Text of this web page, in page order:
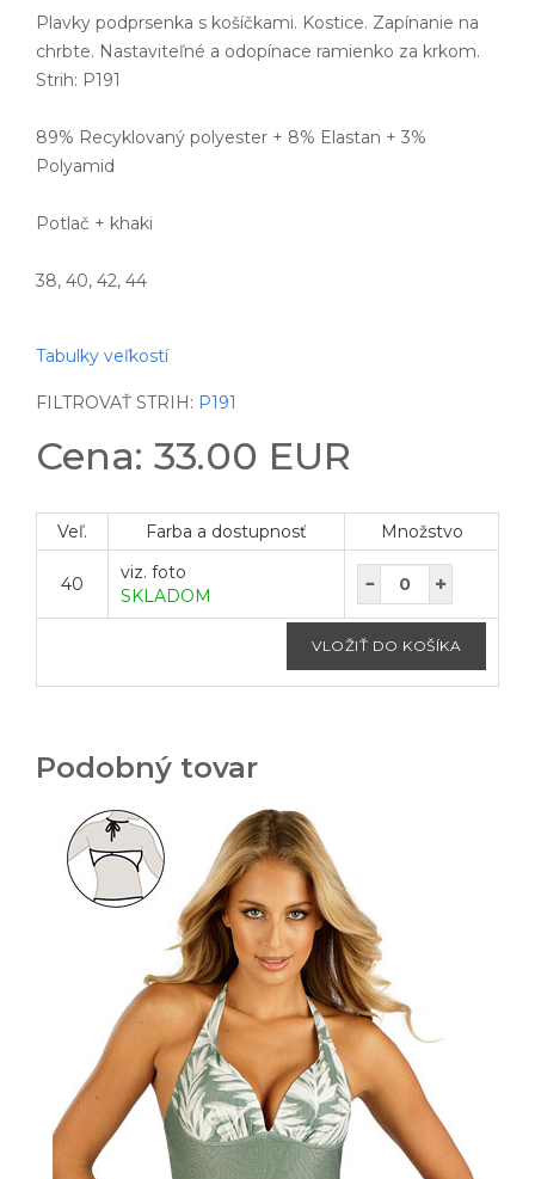
Plavky podprsenka s košíčkami. Kostice. Zapínanie na
chrbte. Nastaviteľné a odopínace ramienko za krkom.
Strih: P191
89% Recyklovaný polyester + 8% Elastan + 3%
Polyamid
Potlač + khaki
38, 40, 42, 44
Tabulky veľkostí
FILTROVAŤ STRIH: P191
Cena: 33.00 EUR
Veľ. Farba a dostupnosť Množstvo
40
viz. foto
SKLADOM
Podobný tovar